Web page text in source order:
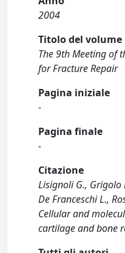
2004
Titolo del volume
The 9th Meeting of
for Fracture Repair
Pagina iniziale
-
Pagina finale
-
Citazione
Lisignoli G., Grigolo
De Franceschi L.,
Cellular and
cartilage and bone